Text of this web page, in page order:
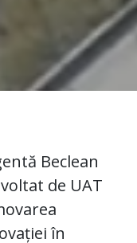
Beclean
de UAT
în